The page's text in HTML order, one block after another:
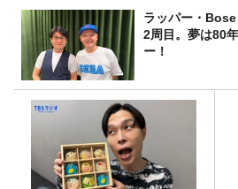
ラッパー・Bose
2周目。夢は80
ー！